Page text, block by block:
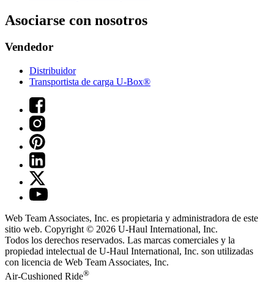
Asociarse con nosotros
Vendedor
Distribuidor
Transportista de carga U-Box®
Web Team Associates, Inc. es propietaria y administradora de este
sitio web. Copyright © 2026 U-Haul International, Inc.
Todos los derechos reservados. Las marcas comerciales y la
propiedad intelectual de U-Haul International, Inc. son utilizadas
con licencia de Web Team Associates, Inc.
Air-Cushioned Ride®